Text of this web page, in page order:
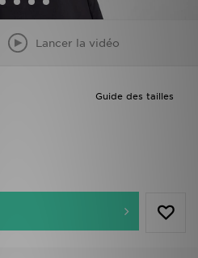
Lancer la vidéo
Guide des tailles